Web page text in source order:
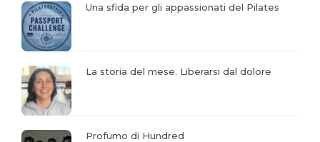
Una sfida per gli appassionati del Pilates
La storia del mese. Liberarsi dal dolore
Profumo di Hundred